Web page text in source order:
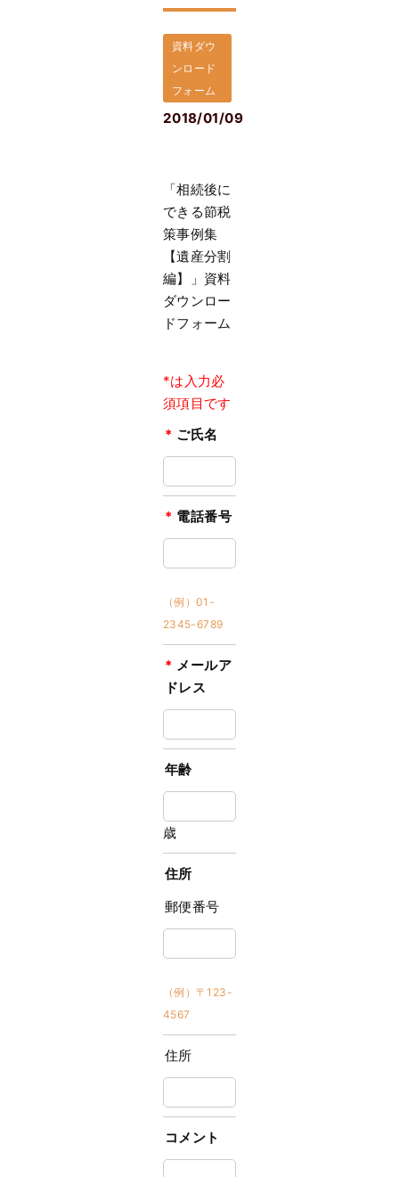
資料ダウ
ンロード
フォーム
2018/01/09
「相続後に
できる節税
策事例集
【遺産分割
編】」資料
ダウンロー
ドフォーム
*は入力必
須項目です
* ご氏名
* 電話番号
（例）01-
2345-6789
* メールア
ドレス
年齢
歳
住所
郵便番号
（例）〒123-
4567
住所
コメント